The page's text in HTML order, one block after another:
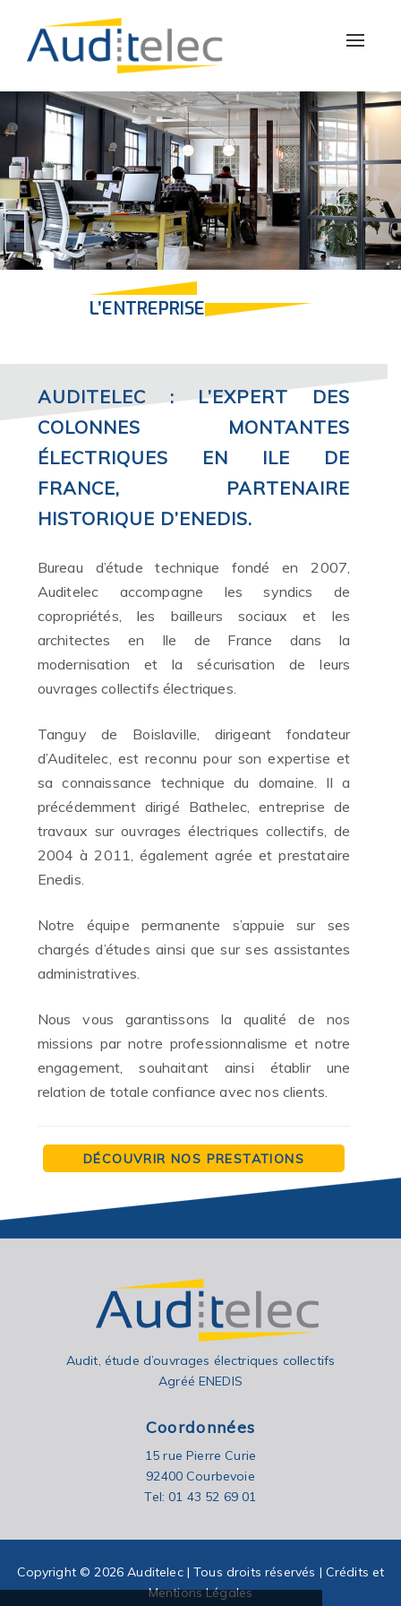
Toggle
L’ENTREPRISE
AUDITELEC : L’EXPERT DES
COLONNES MONTANTES
ÉLECTRIQUES EN ILE DE
FRANCE, PARTENAIRE
HISTORIQUE D’ENEDIS.
Bureau d’étude technique fondé en 2007,
Auditelec accompagne les syndics de
copropriétés, les bailleurs sociaux et les
architectes en Ile de France dans la
modernisation et la sécurisation de leurs
ouvrages collectifs électriques.
Tanguy de Boislaville, dirigeant fondateur
d’Auditelec, est reconnu pour son expertise et
sa connaissance technique du domaine. Il a
précédemment dirigé Bathelec, entreprise de
travaux sur ouvrages électriques collectifs, de
2004 à 2011, également agrée et prestataire
Enedis.
Notre équipe permanente s’appuie sur ses
chargés d’études ainsi que sur ses assistantes
administratives.
Nous vous garantissons la qualité de nos
missions par notre professionnalisme et notre
engagement, souhaitant ainsi établir une
relation de totale confiance avec nos clients.
DÉCOUVRIR NOS PRESTATIONS
Audit, étude d’ouvrages électriques collectifs
Agréé ENEDIS
Coordonnées
15 rue Pierre Curie
92400 Courbevoie
Tel: 01 43 52 69 01
Copyright © 2026 Auditelec | Tous droits réservés | Crédits et
Mentions Légales